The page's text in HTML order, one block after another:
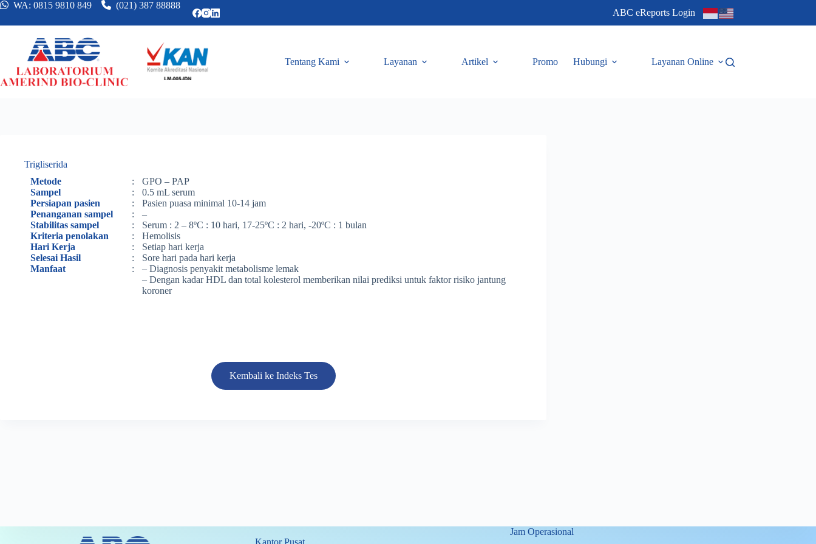
WA: 0815 9810 849 (021) 387 88888
ABC eReports Login
Tentang Kami Layanan Artikel Promo Hubungi Layanan Online
Trigliserida
Metode
Sampel
Persiapan pasien
Penanganan sampel
Stabilitas sampel
Kriteria penolakan
Hari Kerja
Selesai Hasil
Manfaat
:
:
:
:
:
:
:
:
:
GPO – PAP
0.5 mL serum
Pasien puasa minimal 10-14 jam
–
Serum : 2 – 8ºC : 10 hari, 17-25ºC : 2 hari, -20ºC : 1 bulan
Hemolisis
Setiap hari kerja
Sore hari pada hari kerja
– Diagnosis penyakit metabolisme lemak
– Dengan kadar HDL dan total kolesterol memberikan nilai prediksi untuk faktor risiko jantung
koroner
Kembali ke Indeks Tes
Jam Operasional